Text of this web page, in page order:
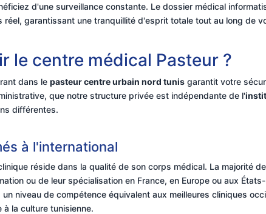
d'une surveillance constante. Le dossier médical
garantissant une tranquillité d'esprit totale tout au long de
le centre médical Pasteur ?
dans lepasteur centre urbain nord tunis garantit votre
que notre structure privée est indépendante de l'
différentes.
à l'international
réside dans la qualité de son corps médical. La majorité
ou de leur spécialisation en France, en Europe ou aux
niveau de compétence équivalent aux meilleures cliniques
à la culture tunisienne.